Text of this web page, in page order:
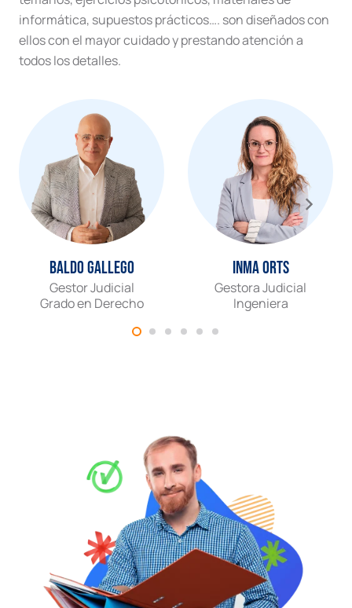
informática, supuestos prácticos…. son diseñados con
ellos con el mayor cuidado y prestando atención a
todos los detalles.
Baldo Gallego
Gestor Judicial
Grado en Derecho
Inma Orts
Gestora Judicial
Ingeniera